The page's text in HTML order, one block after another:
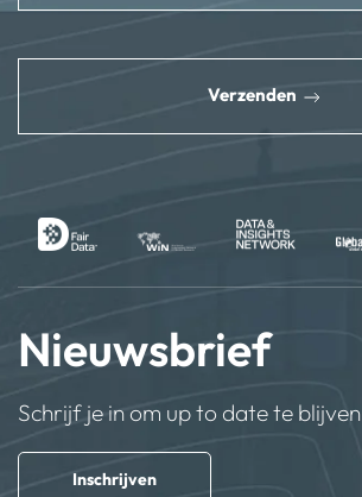
Verzenden
Nieuwsbrief
Schrijf je in om up to date te blijven
Inschrijven